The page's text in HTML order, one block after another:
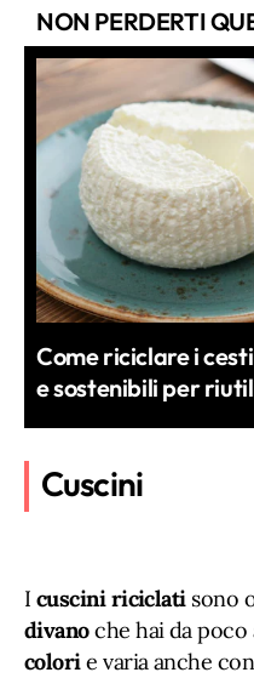
NON PERDERTI
Come riciclare i
e sostenibili per
Cuscini
I cuscini riciclati sono
divanoche hai da poco
colorie varia anche